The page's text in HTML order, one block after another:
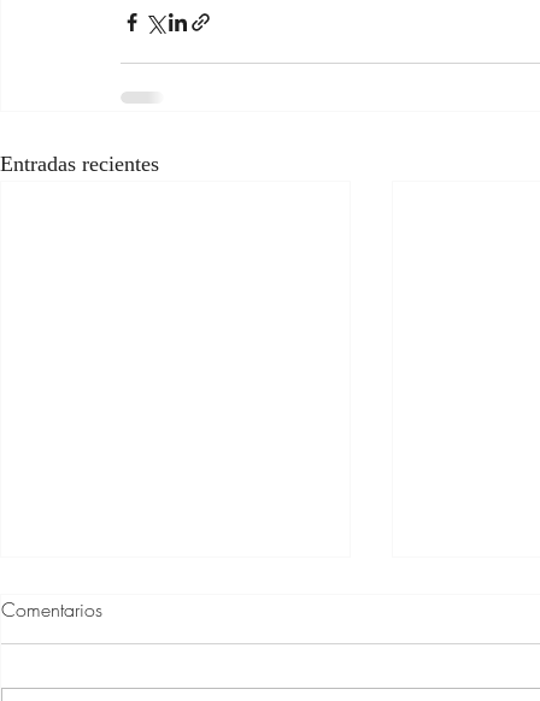
Entradas recientes
Comentarios